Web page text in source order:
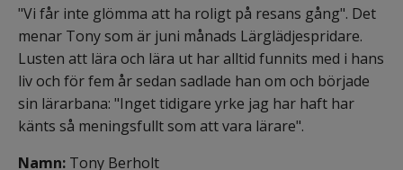
"Vi får inte glömma att ha roligt på resans gång". Det
menar Tony som är juni månads Lärglädjespridare.
Lusten att lära och lära ut har alltid funnits med i hans
liv och för fem år sedan sadlade han om och började
sin lärarbana: "Inget tidigare yrke jag har haft har
känts så meningsfullt som att vara lärare".
Namn: Tony Berholt